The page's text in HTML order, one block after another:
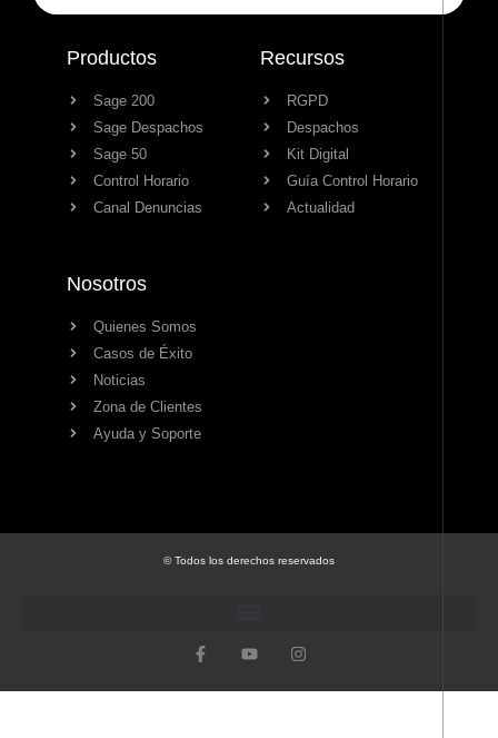
Productos
Sage 200
Sage Despachos
Sage 50
Control Horario
Canal Denuncias
Recursos
RGPD
Despachos
Kit Digital
Guía Control Horario
Actualidad
Nosotros
Quienes Somos
Casos de Éxito
Noticias
Zona de Clientes
Ayuda y Soporte
© Todos los derechos reservados